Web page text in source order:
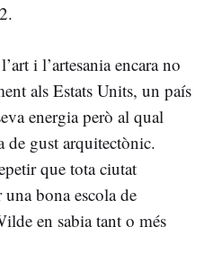
i l’artesania encara no
als Estats Units, un país
energia però al qual
de gust arquitectònic.
que tota ciutat
bona escola de
en sabia tant o més